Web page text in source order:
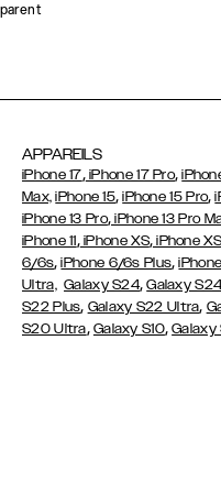
APPAREILS
iPhone 17,iPhone 17 Pro,
Max, iPhone 15,iPhone 15 Pro,
iPhone 13 Pro, iPhone 13 Pro
iPhone 11,iPhone XS,iPhone
6/6s,iPhone 6/6s Plus,
Ultra, Galaxy S24,Galaxy
S22 Plus, Galaxy S22 Ultra,
S20 Ultra, Galaxy S10,Galaxy